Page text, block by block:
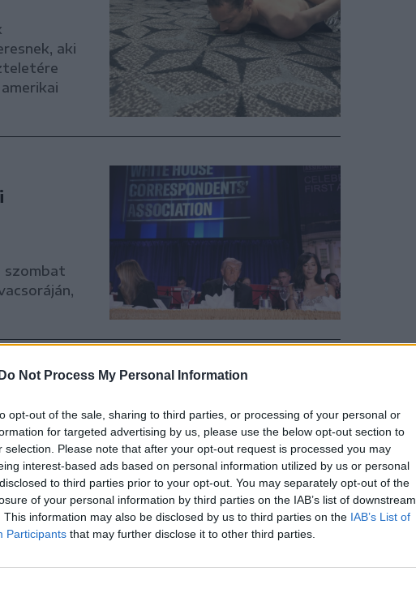
Do Not Process My Personal Information
opt-out of the sale, sharing to third parties, or processing of your personal or
for targeted advertising by us, please use the below opt-out section to
selection. Please note that after your opt-out request is processed you may
interest-based ads based on personal information utilized by us or personal
to third parties prior to your opt-out. You may separately opt-out of the
of your personal information by third parties on the IAB’s list of downstream
This information may also be disclosed by us to third parties on the IAB’s List of
Participants that may further disclose it to other third parties.
aki
szombat
nyomozás